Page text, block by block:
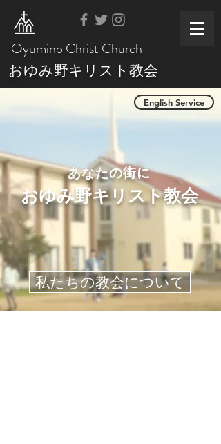
Oyumino Christ Church
おゆみ野キリスト教会
English Service
あなたの街に
おゆみ野キリスト教会
私たちの教会について